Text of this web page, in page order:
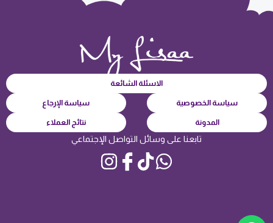
الاسئلة الشائعة
سياسة الخصوصية سياسة الإرجاع
المدونة نتائج العملاء
تابعنا على وسائل التواصل الإجتماعي